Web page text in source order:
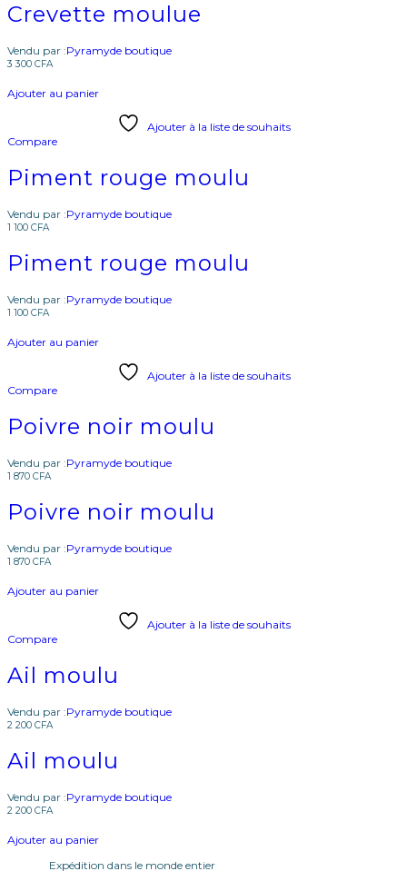
Crevette moulue
Vendu par :Pyramyde boutique
3 300 CFA
Ajouter au panier
Ajouter à la liste de souhaits
Compare
Piment rouge moulu
Vendu par :Pyramyde boutique
1 100 CFA
Piment rouge moulu
Vendu par :Pyramyde boutique
1 100 CFA
Ajouter au panier
Ajouter à la liste de souhaits
Compare
Poivre noir moulu
Vendu par :Pyramyde boutique
1 870 CFA
Poivre noir moulu
Vendu par :Pyramyde boutique
1 870 CFA
Ajouter au panier
Ajouter à la liste de souhaits
Compare
Ail moulu
Vendu par :Pyramyde boutique
2 200 CFA
Ail moulu
Vendu par :Pyramyde boutique
2 200 CFA
Ajouter au panier
Expédition dans le monde entier